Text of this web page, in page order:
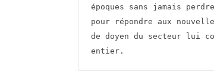
époques sans jamais
pour répondre aux
de doyen du secteur lui
entier.